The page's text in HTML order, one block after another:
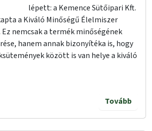
lépett: a Kemence Sütőipari Kft.
a Kiváló Minőségű Élelmiszer
Ez nemcsak a termék minőségének
hanem annak bizonyítéka is, hogy
között is van helye a kiváló
Tovább